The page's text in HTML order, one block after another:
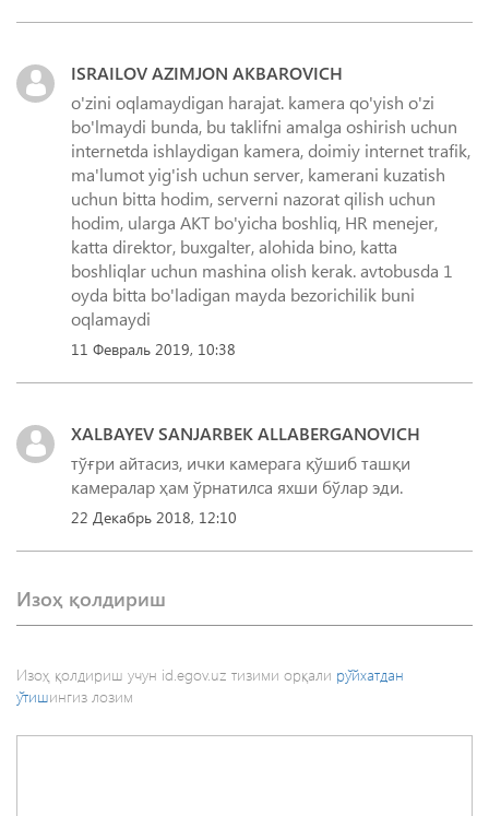
ISRAILOV AZIMJON AKBAROVICH
o'zini oqlamaydigan harajat. kamera qo'yish o'zi
bo'lmaydi bunda, bu taklifni amalga oshirish uchun
internetda ishlaydigan kamera, doimiy internet trafik,
ma'lumot yig'ish uchun server, kamerani kuzatish
uchun bitta hodim, serverni nazorat qilish uchun
hodim, ularga AKT bo'yicha boshliq, HR menejer,
katta direktor, buxgalter, alohida bino, katta
boshliqlar uchun mashina olish kerak. avtobusda 1
oyda bitta bo'ladigan mayda bezorichilik buni
11 Февраль 2019, 10:38
XALBAYEV SANJARBEK ALLABERGANOVICH
тўғри айтасиз, ички камерага қўшиб ташқи
камералар ҳам ўрнатилса яхши бўлар эди.
22 Декабрь 2018, 12:10
Изоҳ қолдириш
Изоҳ қолдириш учун id.egov.uz тизими орқали рўйхатдан
ўтишингиз лозим